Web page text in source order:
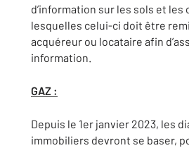
d’information sur les sols et les
lesquelles celui-ci doit être
acquéreur ou locataire afin
information.
GAZ :
Depuis le 1er janvier 2023, les
immobiliers devront se baser,